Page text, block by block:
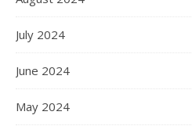
July 2024
June 2024
May 2024